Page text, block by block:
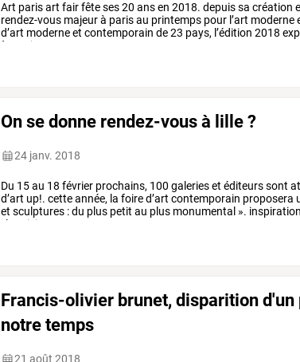
Art parisart fairfêteses20 ansen 2018. depuissa création
rendez-vous majeurà parisau printemps pour l’art moderne
d’art moderneet contemporain de23 pays, l’édition 2018
à
jours
On se donne rendez-vous à lille ?
24 janv. 2018
Du 15au 18 février prochains, 100 galerieset éditeurssont
d’art up!. cetteannée, la foired’art contemporain proposera
et sculptures :du plus petit au plus monumental ».
les visiteurs
Francis-olivier brunet, disparition
notre temps
21 août 2018